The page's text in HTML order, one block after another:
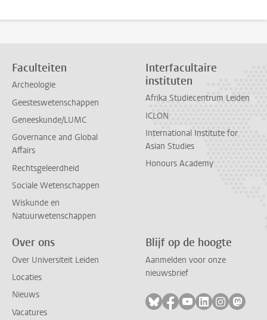
Faculteiten
Archeologie
Geesteswetenschappen
Geneeskunde/LUMC
Governance and Global
Affairs
Rechtsgeleerdheid
Sociale Wetenschappen
Wiskunde en
Natuurwetenschappen
Interfacultaire
instituten
Afrika Studiecentrum Leiden
ICLON
International Institute for
Asian Studies
Honours Academy
Over ons
Over Universiteit Leiden
Locaties
Nieuws
Vacatures
Blijf op de hoogte
Aanmelden voor onze
nieuwsbrief
Volg ons op bluesky
Volg ons op facebook
Volg ons op
Volg ons op
Volg ons
Volg